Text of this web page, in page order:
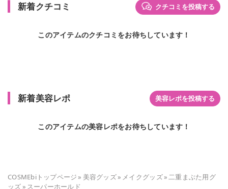
新着クチコミ クチコミを投稿する
このアイテムのクチコミをお待ちしています！
新着美容レポ 美容レポを投稿する
このアイテムの美容レポをお待ちしています！
COSMEbiトップページ» 美容グッズ» メイクグッズ»二重まぶた用グ
ッズ» スーパーホールド